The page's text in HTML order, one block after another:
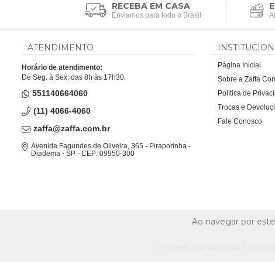
Ao navegar por
RECEBA EM CASA
Enviamos para todo o Brasil
ATENDIMENTO
Horário de atendimento:
De Seg. à Sex. das 8h às 17h30.
551140664060
(11) 4066-4060
zaffa@zaffa.com.br
Avenida Fagundes de Oliveira, 365 - Piraporinha -
Diadema - SP - CEP: 09950-300
Página Inicial
Sobre a Zaffa
Política de
Trocas e
Fale Conosco
Copyright Zaffa Máquinas e